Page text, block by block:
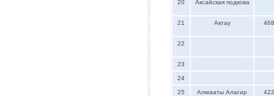
20 Аксайская подкова
21 Актау
22
23
24
25 Алмааты Алагир